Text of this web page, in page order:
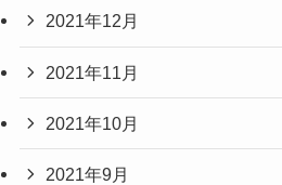
2021年12月
2021年11月
2021年10月
2021年9月